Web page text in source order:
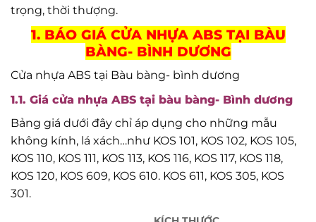
trọng, thời thượng.
1. BÁO GIÁ CỬA NHỰA ABS TẠI BÀU
BÀNG- BÌNH DƯƠNG
Cửa nhựa ABS tại Bàu bàng- bình dương
1.1. Giá cửa nhựa ABS tại bàu bàng- Bình dương
Bảng giá dưới đây chỉ áp dụng cho những mẫu
không kính, lá xách…như KOS 101, KOS 102, KOS 105,
KOS 110, KOS 111, KOS 113, KOS 116, KOS 117, KOS 118,
KOS 120, KOS 609, KOS 610. KOS 611, KOS 305, KOS
301.